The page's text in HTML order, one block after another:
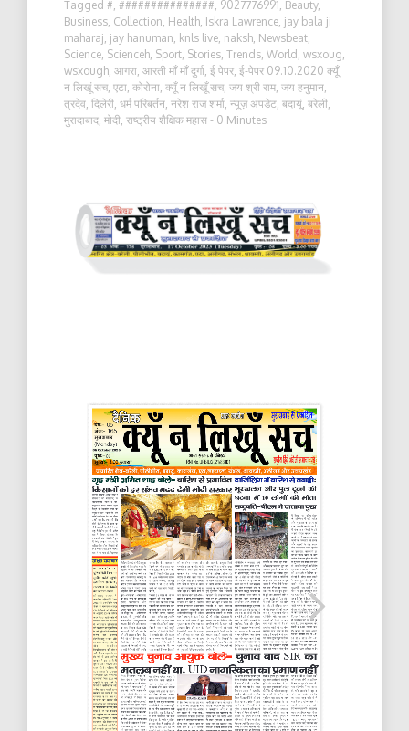
Tagged #, ###############, 9027776991, Beauty,
Business, Collection, Health, Iskra Lawrence, jay bala ji
maharaj, jay hanuman, knls live, naksh, Newsbeat,
Science, Scienceh, Sport, Stories, Trends, World , wsxoug,
wsxough, आगरा, आरती माँ माँ दुर्गा, ई पेपर, ई-पेपर 09.10.2020 क्यूँ
न लिखूं सच, एटा, कोरोना, क्यूँ न लिखूँ सच, जय श्री राम, जय हनुमान,
त्रदेव, दिलेरी, धर्म परिबर्तन, नरेश राज शर्मा, न्यूज़ अपडेट, बदायूं, बरेली,
मुरादाबाद, मोदी, राष्ट्रीय शैक्षिक महास - 0 Minutes